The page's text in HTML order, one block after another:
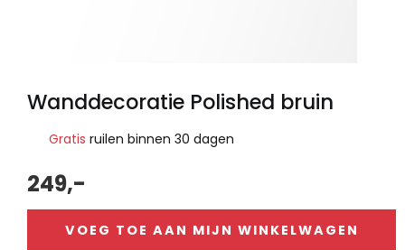
Wanddecoratie Polished bruin
Gratis ruilen binnen 30 dagen
249,-
VOEG TOE AAN MIJN WINKELWAGEN